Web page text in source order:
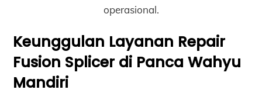
operasional.
Keunggulan Layanan Repair
Fusion Splicer di Panca Wahyu
Mandiri